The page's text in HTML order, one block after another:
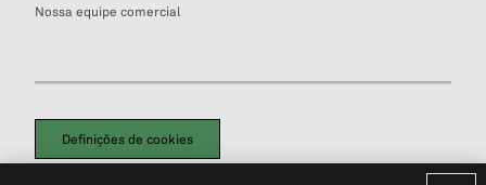
Nossa equipe comercial
Definições de cookies